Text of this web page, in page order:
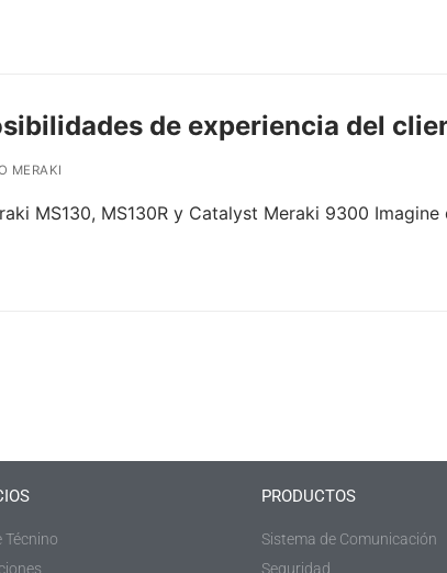
de experiencia del
MERAKI
MS130, MS130R y Catalyst Meraki 9300
Técnino
PRODUCTOS
Sistema de Comunicación
Seguridad